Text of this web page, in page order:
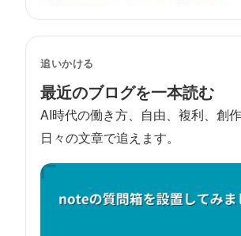
追いかける
最近のブログを一本読む
AI時代の働き方、自由、複利、創
日々の文章で追えます。